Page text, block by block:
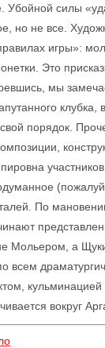
Убойной силы
но не все.
игры»:
Это
мы
клубка,
порядок.
По
Мольером, а
всем
вокруг